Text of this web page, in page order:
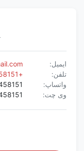
ایمیل:
واتساپ:
وی چت: